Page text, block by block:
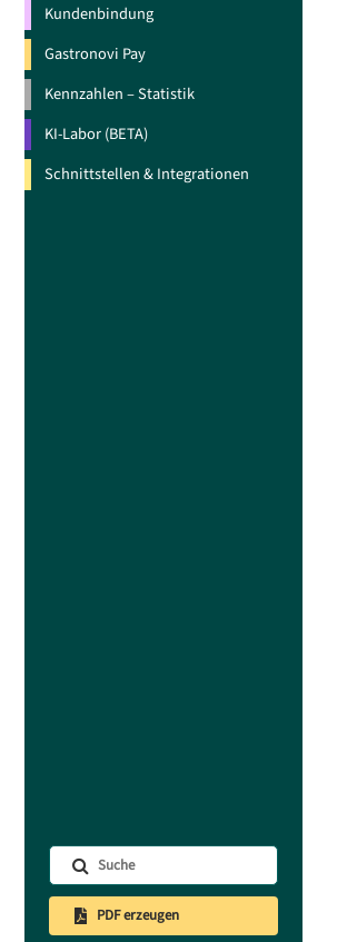
Kundenbindung
Gastronovi Pay
Kennzahlen – Statistik
KI-Labor (BETA)
Schnittstellen & Integrationen
PDF erzeugen